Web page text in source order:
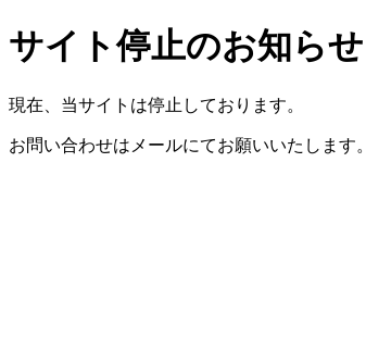
サイト停止のお知らせ
現在、当サイトは停止しております。
お問い合わせはメールにてお願いいたします。